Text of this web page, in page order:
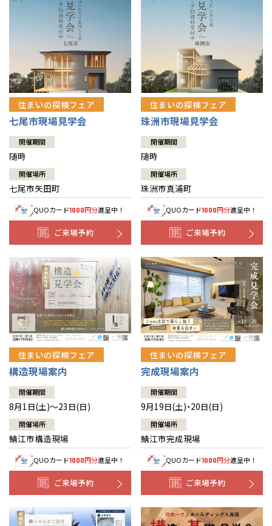
住まいの探検フェア
七尾市現場見学会
開催期間
随時
開催場所
七尾市矢田町
QUOカード1000円分進呈中！
ご来場予約
住まいの探検フェア
珠洲市現場見学会
開催期間
随時
開催場所
珠洲市真浦町
QUOカード1000円分進呈中！
ご来場予約
住まいの探検フェア
構造現場案内
開催期間
8月1日(土)～23日(日)
開催場所
鯖江市構造現場
QUOカード1000円分進呈中！
ご来場予約
住まいの探検フェア
完成現場案内
開催期間
9月19日(土)・20日(日)
開催場所
鯖江市完成現場
QUOカード1000円分進呈中！
ご来場予約